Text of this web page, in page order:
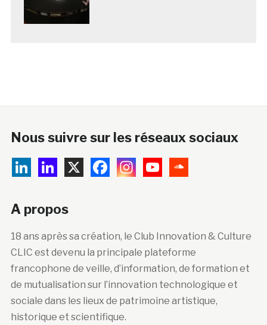
Nous suivre sur les réseaux sociaux
A propos
18 ans après sa création, le Club Innovation & Culture
CLIC est devenu la principale plateforme
francophone de veille, d’information, de formation et
de mutualisation sur l’innovation technologique et
sociale dans les lieux de patrimoine artistique,
historique et scientifique.